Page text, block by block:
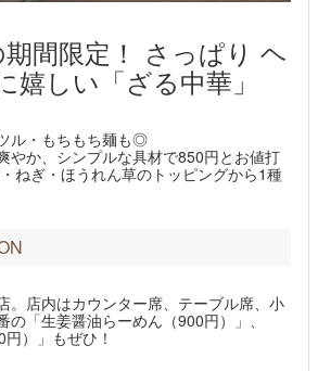
間限定！ さっぱり ヘ
嬉しい「ざる中華」
ル・もちもち麺も◎
やか、シンプルな具材で850円とお値打
ねぎ・ほうれん草のトッピングから1種
。店内はカウンター席、テーブル席、小
の「生姜醤油らーめん（900円）」、
円）」もぜひ！